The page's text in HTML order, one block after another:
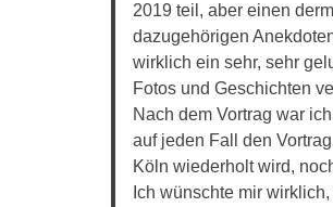
2019 teil, aber einen
dazugehörigen
wirklich ein sehr, sehr
Fotos und Geschichten
Nach dem Vortrag war
auf jeden Fall den
Köln wiederholt wird,
Ich wünschte mir